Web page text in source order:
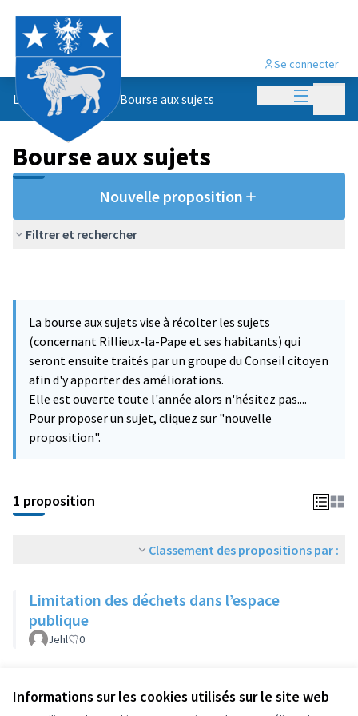
Informations sur les cookies utilisés sur le site web
Menu
Se connecter
Le conseil citoyen Bourse aux sujets
Bourse aux sujets
Nouvelle proposition
Filtrer et rechercher
La bourse aux sujets vise à récolter les sujets
(concernant Rillieux-la-Pape et ses habitants) qui
seront ensuite traités par un groupe du Conseil citoyen
afin d'y apporter des améliorations.
Elle est ouverte toute l'année alors n'hésitez pas....
Pour proposer un sujet, cliquez sur "nouvelle
proposition".
1 proposition
Classement des propositions par :
Limitation des déchets dans l’espace
publique
Jehl 0